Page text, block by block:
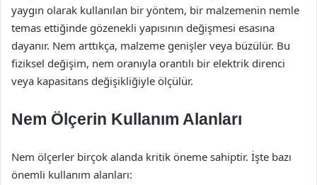
yaygın olarak kullanılan bir yöntem, bir malzemenin nemle
temas ettiğinde gözenekli yapısının değişmesi esasına
dayanır. Nem arttıkça, malzeme genişler veya büzülür. Bu
fiziksel değişim, nem oranıyla orantılı bir elektrik direnci
veya kapasitans değişikliğiyle ölçülür.
Nem Ölçerin Kullanım Alanları
Nem ölçerler birçok alanda kritik öneme sahiptir. İşte bazı
önemli kullanım alanları: